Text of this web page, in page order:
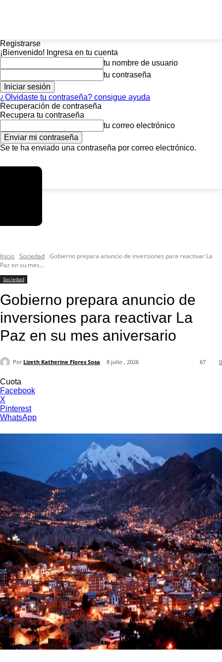
Registrarse
¡Bienvenido! Ingresa en tu cuenta
tu nombre de usuario
tu contraseña
¿Olvidaste tu contraseña? consigue ayuda
Recuperación de contraseña
Recupera tu contraseña
tu correo electrónico
Se te ha enviado una contraseña por correo electrónico.
Inicio Sociedad Gobierno prepara anuncio de inversiones para reactivar La
Paz en su mes...
Sociedad
Gobierno prepara anuncio de
inversiones para reactivar La
Paz en su mes aniversario
Por Lizeth Katherine Flores Sosa 8 julio , 2026 0
67
Cuota
Facebook
X
Pinterest
WhatsApp